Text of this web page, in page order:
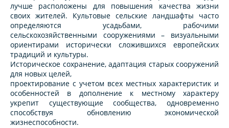
лучше расположены для повышения качества жизни
своих жителей. Культовые сельские ландшафты часто
определяются усадьбами, рабочими
сельскохозяйственными сооружениями – визуальными
ориентирами исторически сложившихся европейских
традиций и культуры.
Историческое сохранение, адаптация старых сооружений
для новых целей,
проектирование с учетом всех местных характеристик и
особенностей в дополнение к местному характеру
укрепит существующие сообщества, одновременно
способствуя обновлению экономической
жизнеспособности.